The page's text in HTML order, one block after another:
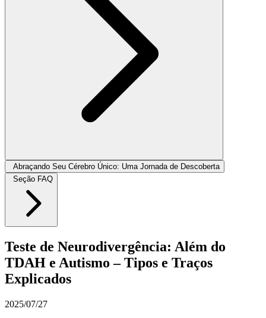
Abraçando Seu Cérebro Único: Uma Jornada de Descoberta
Seção FAQ
Teste de Neurodivergência: Além do
TDAH e Autismo – Tipos e Traços
Explicados
2025/07/27